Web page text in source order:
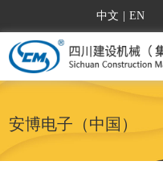
中文 EN
安博电子（中国）